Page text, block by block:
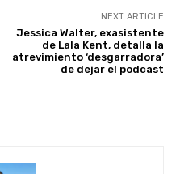
NEXT ARTICLE
Jessica Walter, exasistente
de Lala Kent, detalla la
atrevimiento ‘desgarradora’
de dejar el podcast